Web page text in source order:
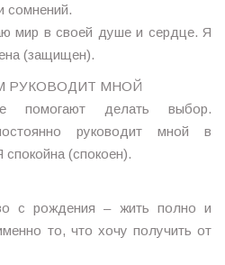
сомнений.
мир в своей душе и сердце. Я
(защищен).
РУКОВОДИТ МНОЙ
делать выбор.
руководит мной в
(спокоен).
с рождения – жить полно и
то, что хочу получить от